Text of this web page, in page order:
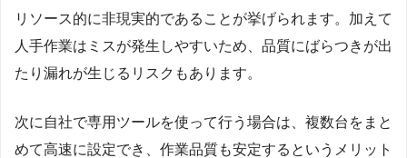
リソース的に非現実的であることが挙げられます。加えて
人手作業はミスが発生しやすいため、品質にばらつきが出
たり漏れが生じるリスクもあります。
次に自社で専用ツールを使って行う場合は、複数台をまと
めて高速に設定でき、作業品質も安定するというメリット